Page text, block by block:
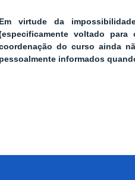
Em virtude da
voltado
do curso ainda
pessoalmente informados